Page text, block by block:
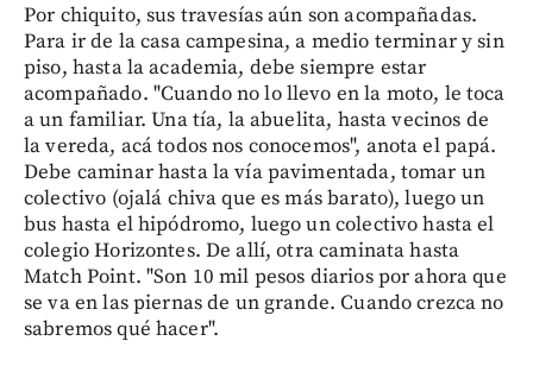
Por chiquito, sus travesías aún son acompañadas.
Para ir de la casa campesina, a medio terminar y sin
piso, hasta la academia, debe siempre estar
acompañado. "Cuando no lo llevo en la moto, le toca
a un familiar. Una tía, la abuelita, hasta vecinos de
la vereda, acá todos nos conocemos", anota el papá.
Debe caminar hasta la vía pavimentada, tomar un
colectivo (ojalá chiva que es más barato), luego un
bus hasta el hipódromo, luego un colectivo hasta el
colegio Horizontes. De allí, otra caminata hasta
Match Point. "Son 10 mil pesos diarios por ahora que
se va en las piernas de un grande. Cuando crezca no
sabremos qué hacer".